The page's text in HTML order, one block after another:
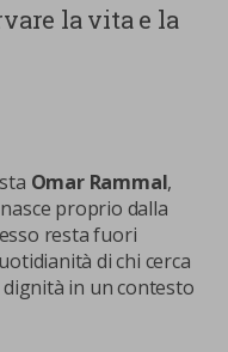
la vita e la
Omar Rammal,
proprio dalla
resta fuori
di chi cerca
in un contesto